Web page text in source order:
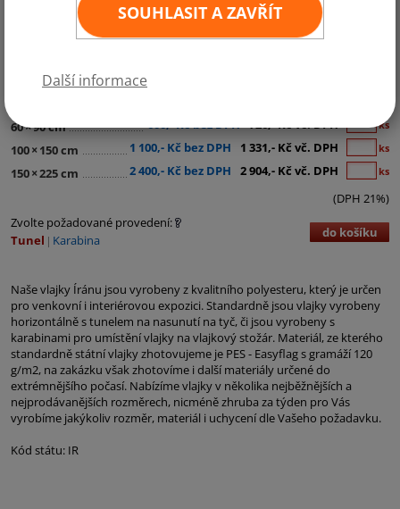
SOUHLASIT A ZAVŘÍT
Další informace
60×90 cm ks
100× 150 cm 1 100,- Kč bez DPH 1 331,- Kč vč. DPH ks
150×225 cm 2 400,- Kč bez DPH 2 904,- Kč vč. DPH ks
(DPH 21%)
Zvolte požadované provedení:
Tunel
Karabina do košíku
Naše vlajky Íránu jsou vyrobeny z kvalitního polyesteru, který je určen
pro venkovní i interiérovou expozici. Standardně jsou vlajky vyrobeny
horizontálně s tunelem na nasunutí na tyč, či jsou vyrobeny s
karabinami pro umístění vlajky na vlajkový stožár. Materiál, ze kterého
standardně státní vlajky zhotovujeme je PES - Easyflag s gramáží 120
g/m2, na zakázku však zhotovíme i další materiály určené do
extrémnějšího počasí. Nabízíme vlajky v několika nejběžnějších a
nejprodávanějších rozměrech, nicméně zhruba za týden pro Vás
vyrobíme jakýkoliv rozměr, materiál i uchycení dle Vašeho požadavku.
Kód státu: IR